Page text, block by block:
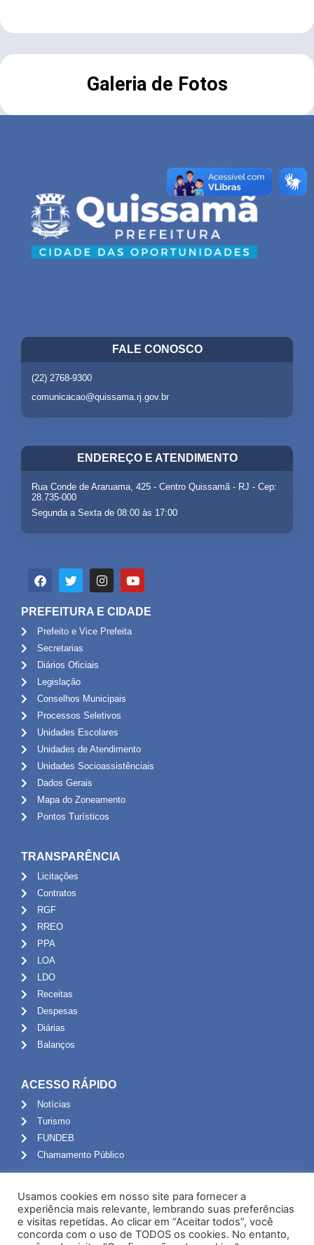
Galeria de Fotos
FALE CONOSCO
(22) 2768-9300
comunicacao@quissama.rj.gov.br
ENDEREÇO E ATENDIMENTO
Rua Conde de Araruama, 425 - Centro Quissamã - RJ - Cep:
28.735-000
Segunda a Sexta de 08:00 às 17:00
PREFEITURA E CIDADE
Prefeito e Vice Prefeita
Secretarias
Diários Oficiais
Legislação
Conselhos Municipais
Processos Seletivos
Unidades Escolares
Unidades de Atendimento
Unidades Socioassistênciais
Dados Gerais
Mapa do Zoneamento
Pontos Turísticos
TRANSPARÊNCIA
Licitações
Contratos
RGF
RREO
PPA
LOA
LDO
Receitas
Despesas
Diárias
Balanços
ACESSO RÁPIDO
Notícias
Turismo
FUNDEB
Chamamento Público
Portal do Servidor
Webmail
Administração
Usamos cookies em nosso site para fornecer a
experiência mais relevante, lembrando suas preferências
e visitas repetidas. Ao clicar em “Aceitar todos”, você
concorda com o uso de TODOS os cookies. No entanto,